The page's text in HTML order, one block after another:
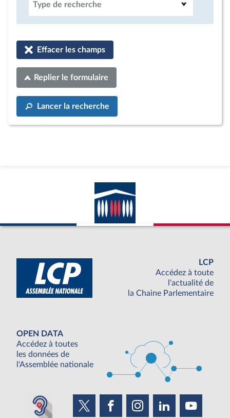
Type de recherche
Effacer les champs
Replier le formulaire
Lancer la recherche
LCP
Accédez à toute
l'actualité de
la Chaine Parlementaire
OPEN DATA
Accédez à toutes
les données de
l'Assemblée nationale